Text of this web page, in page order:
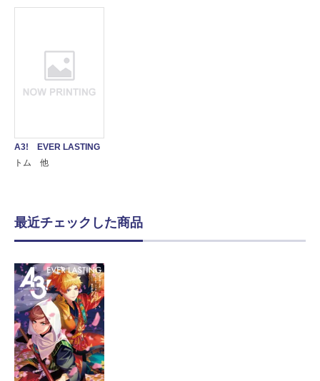
A3! EVER LASTING
トム 他
最近チェックした商品